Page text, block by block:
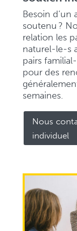
Besoin
soutenu ?
relation les
naturel-le-s
pairs
pour des
semaines.
Nous
individuel